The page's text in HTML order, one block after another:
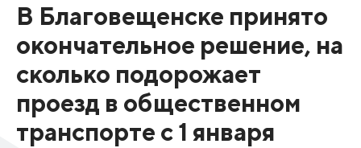
В Благовещенске принято
окончательное решение, на
сколько подорожает
проезд в общественном
транспорте с 1 января